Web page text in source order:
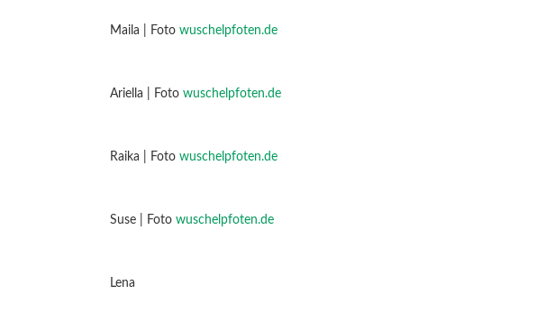
Maila | Foto wuschelpfoten.de
Ariella | Foto wuschelpfoten.de
Raika | Foto wuschelpfoten.de
Suse | Foto wuschelpfoten.de
Lena